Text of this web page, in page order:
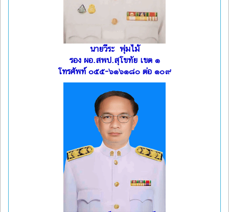
นายวีระ พุ่มไม้
รอง ผอ.สพป.สุโขทัย เขต ๑
โทรศัพท์ ๐๕๕-๖๑๖๑๘๐ ต่อ ๑๐๙